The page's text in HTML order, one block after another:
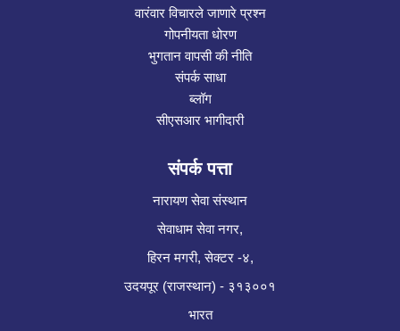
वारंवार विचारले जाणारे प्रश्न
गोपनीयता धोरण
भुगतान वापसी की नीति
संपर्क साधा
ब्लॉग
सीएसआर भागीदारी
संपर्क पत्ता
नारायण सेवा संस्थान
सेवाधाम सेवा नगर,
हिरन मगरी, सेक्टर -४,
उदयपूर (राजस्थान) - ३१३००१
भारत